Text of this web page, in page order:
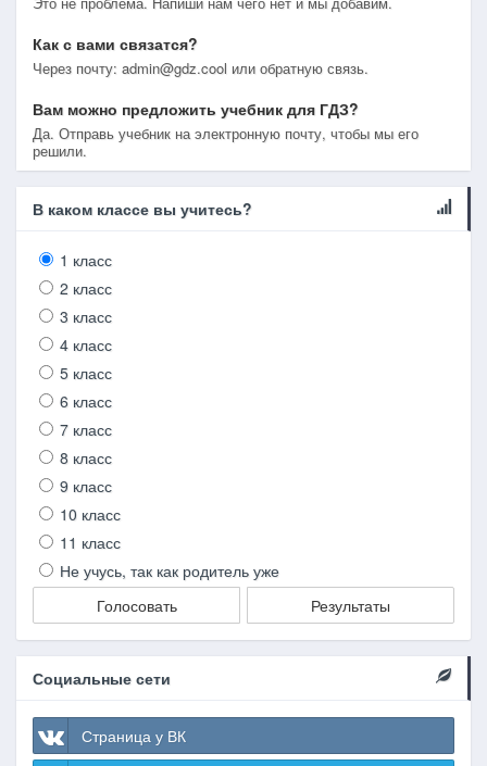
Как с вами связатся?
Через почту: admin@gdz.cool или обратную связь.
Вам можно предложить учебник для ГДЗ?
Да. Отправь учебник на электронную почту, чтобы мы его
решили.
В каком классе вы учитесь?
1 класс
2 класс
3 класс
4 класс
5 класс
6 класс
7 класс
8 класс
9 класс
10 класс
11 класс
Не учусь, так как родитель уже
Голосовать
Результаты
Социальные сети
Страница у ВК